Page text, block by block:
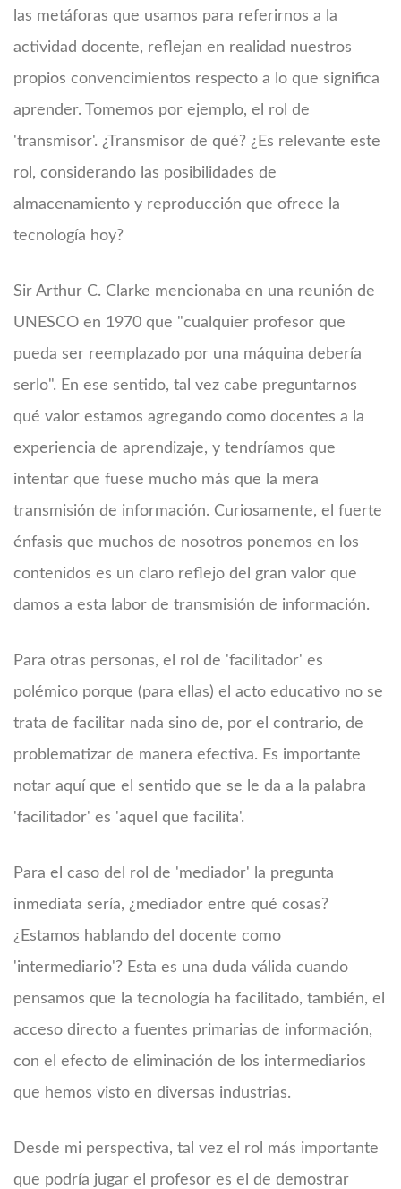
las metáforas que usamos para referirnos a la
actividad docente, reflejan en realidad nuestros
propios convencimientos respecto a lo que significa
aprender. Tomemos por ejemplo, el rol de
'transmisor'. ¿Transmisor de qué? ¿Es relevante este
rol, considerando las posibilidades de
almacenamiento y reproducción que ofrece la
tecnología hoy?
Sir Arthur C. Clarke mencionaba en una reunión de
UNESCO en 1970 que "cualquier profesor que
pueda ser reemplazado por una máquina debería
serlo". En ese sentido, tal vez cabe preguntarnos
qué valor estamos agregando como docentes a la
experiencia de aprendizaje, y tendríamos que
intentar que fuese mucho más que la mera
transmisión de información. Curiosamente, el fuerte
énfasis que muchos de nosotros ponemos en los
contenidos es un claro reflejo del gran valor que
damos a esta labor de transmisión de información.
Para otras personas, el rol de 'facilitador' es
polémico porque (para ellas) el acto educativo no se
trata de facilitar nada sino de, por el contrario, de
problematizar de manera efectiva. Es importante
notar aquí que el sentido que se le da a la palabra
'facilitador' es 'aquel que facilita'.
Para el caso del rol de 'mediador' la pregunta
inmediata sería, ¿mediador entre qué cosas?
¿Estamos hablando del docente como
'intermediario'? Esta es una duda válida cuando
pensamos que la tecnología ha facilitado, también, el
acceso directo a fuentes primarias de información,
con el efecto de eliminación de los intermediarios
que hemos visto en diversas industrias.
Desde mi perspectiva, tal vez el rol más importante
que podría jugar el profesor es el de demostrar